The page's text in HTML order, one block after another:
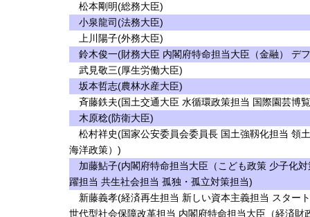
松本剛明(総務大臣)
小泉龍司(法務大臣)
上川陽子(外務大臣)
鈴木俊一(財務大臣 内閣府特命担当大臣（金融） デ
武見敬三(厚生労働大臣)
坂本哲志(農林水産大臣)
斉藤鉄夫(国土交通大臣 水循環政策担当 国際園芸博
木原稔(防衛大臣)
松村祥史(国家公安委員会委員長 国土強靱化担当 領
海洋政策）)
加藤鮎子(内閣府特命担当大臣（こども政策 少子化
躍担当 共生社会担当 孤独・孤立対策担当)
新藤義孝(経済再生担当 新しい資本主義担当 スター
世代型社会保障改革担当 内閣府特命担当大臣（経済財